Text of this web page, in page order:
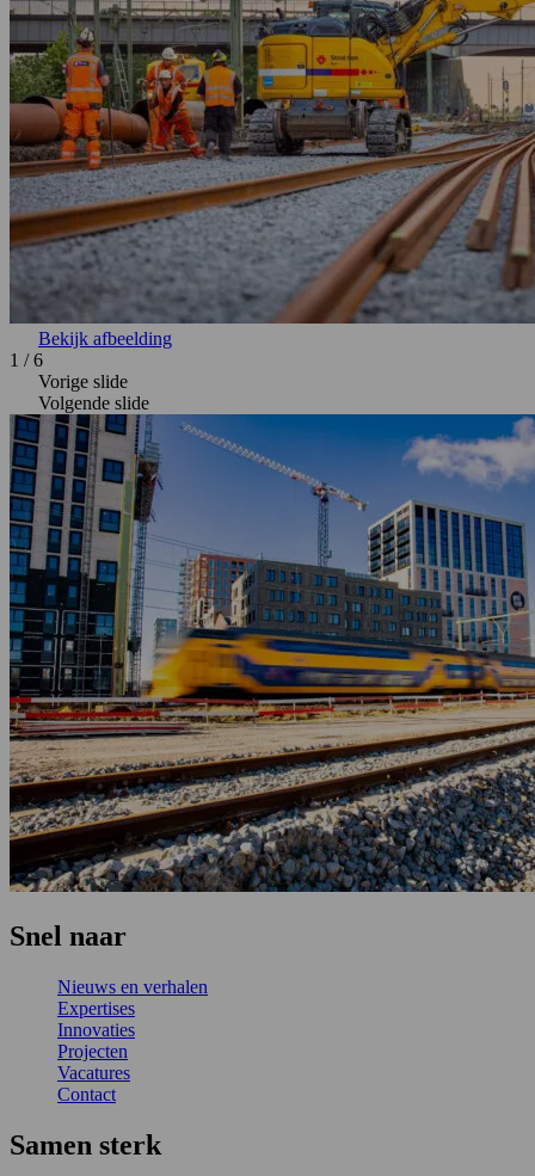
Bekijk afbeelding
1 /6
Vorige slide
Volgende slide
Snel naar
Nieuws en verhalen
Expertises
Innovaties
Projecten
Vacatures
Contact
Samen sterk